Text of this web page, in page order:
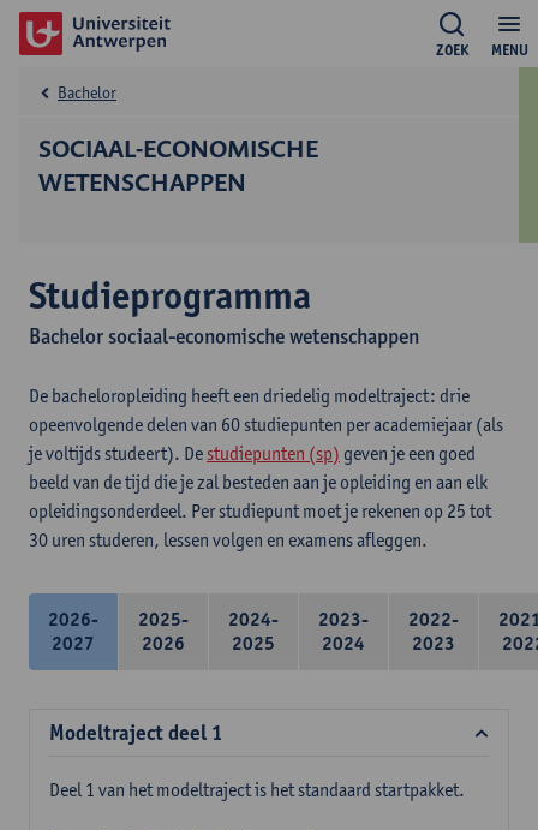
MENU
ZOEK
SOCIAAL-ECONOMISCHE
WETENSCHAPPEN
Bachelor
Studieprogramma
Bachelor sociaal-economische wetenschappen
De bacheloropleiding heeft een driedelig modeltraject: drie
opeenvolgende delen van 60 studiepunten per academiejaar (als
je voltijds studeert). De studiepunten (sp) geven je een goed
beeld van de tijd die je zal besteden aan je opleiding en aan elk
opleidingsonderdeel. Per studiepunt moet je rekenen op 25 tot
30 uren studeren, lessen volgen en examens afleggen.
2026-
2027
2025-
2026
2024-
2025
2023-
2024
2022-
2023
Modeltraject deel 1
Deel 1 van het modeltraject is het standaard startpakket.